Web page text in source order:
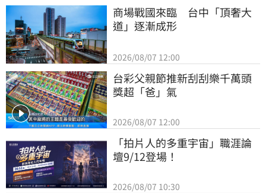
商場戰國來臨　台中「頂奢大
道」逐漸成形
2026/08/07 12:00
台彩父親節推新刮刮樂千萬頭
獎超「爸」氣
2026/08/07 12:00
「拍片人的多重宇宙」職涯論
壇9/12登場！
2026/08/07 10:30